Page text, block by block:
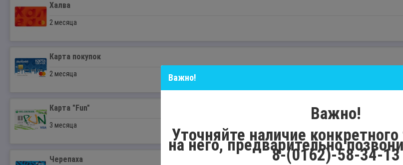
Халва
2 месяца
Карта покупок
2 месяца
Карта "Fun"
3 месяца
Черепаха
Важно!
Важно!
Уточняйте наличие
на него, предварительно
8-(0162)-58-34-13